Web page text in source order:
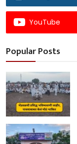
YouTube
Popular Posts